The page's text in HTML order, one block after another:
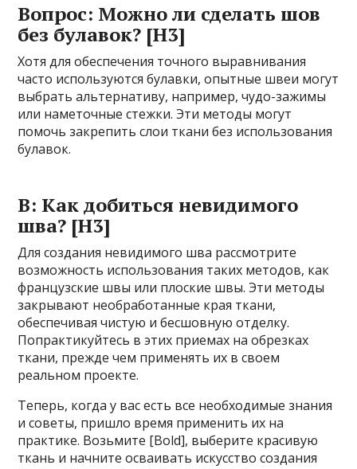
Вопрос: Можно ли сделать шов
без булавок? [H3]
Хотя для обеспечения точного выравнивания
часто используются булавки, опытные швеи могут
выбрать альтернативу, например, чудо-зажимы
или наметочные стежки. Эти методы могут
помочь закрепить слои ткани без использования
булавок.
В: Как добиться невидимого
шва? [H3]
Для создания невидимого шва рассмотрите
возможность использования таких методов, как
французские швы или плоские швы. Эти методы
закрывают необработанные края ткани,
обеспечивая чистую и бесшовную отделку.
Попрактикуйтесь в этих приемах на обрезках
ткани, прежде чем применять их в своем
реальном проекте.
Теперь, когда у вас есть все необходимые знания
и советы, пришло время применить их на
практике. Возьмите [Bold], выберите красивую
ткань и начните осваивать искусство создания